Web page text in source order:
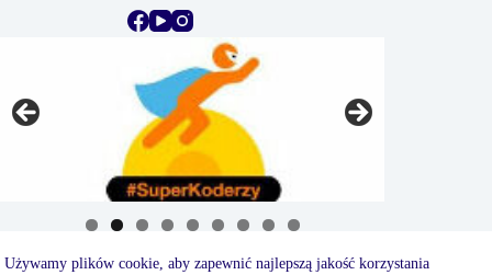
Używamy plików cookie, aby zapewnić najlepszą jakość korzystania